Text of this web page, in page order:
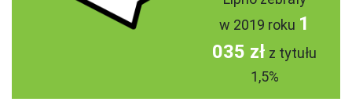
w 2019 roku 1
035 zł z tytułu
1,5%